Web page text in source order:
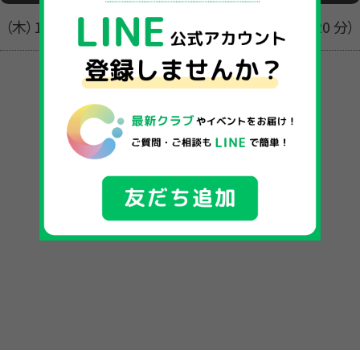
（木）17:00～18:30（90 分） （土）14:30～16:30（120 分）